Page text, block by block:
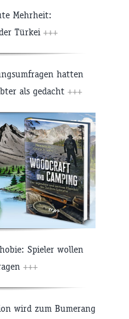
Mehrheit:
Türkei +++
hatten
als gedacht +++
Spieler wollen
+++
wird zum Bumerang